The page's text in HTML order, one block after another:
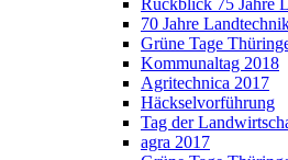
Rückblick 75 Jahre
70 Jahre
Grüne Tage
Kommunaltag 2018
Agritechnica 2017
Häckselvorführung
Tag der
agra 2017